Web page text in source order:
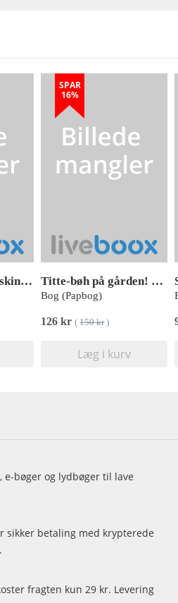
Titte-bøh med maskiner! Papbog med 5 skønne lyde
SPAR
16%
Titte-bøh på gården! Papbog med 5 skønne lyde
Bog (Papbog)
126 kr ( 150 kr)
Læg i kurv
e-bøger og lydbøger til lave
sikker betaling med krypterede
fragten kun 29 kr. Levering